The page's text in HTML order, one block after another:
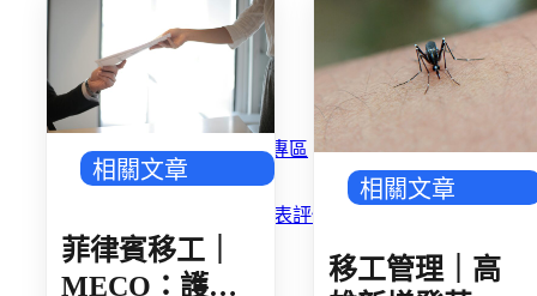
資源回收業移工
製造業移工
白領專業移工
營造業移工
餐飲旅宿-實習生專區
巴氏量表
「3分鐘」巴氏量表評估
巴氏量表是什麼?
多元免評
相關文章
菲律賓移工｜
MECO：護照
相關文章
移工管理｜高